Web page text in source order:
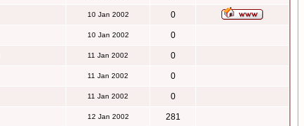
10 Jan 2002 0
10 Jan 2002 0
11 Jan 2002 0
11 Jan 2002 0
11 Jan 2002 0
12 Jan 2002 281